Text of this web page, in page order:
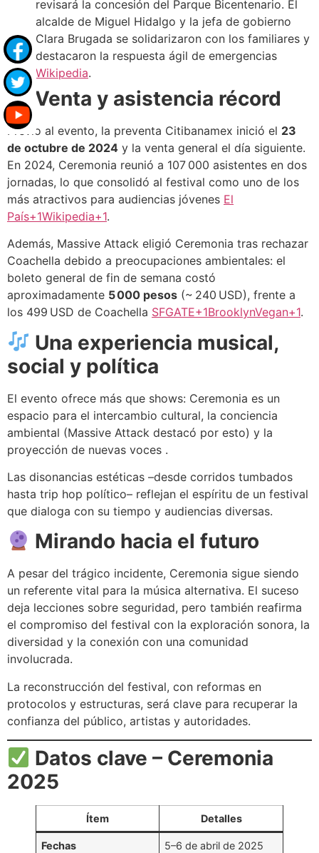
revisará la concesión del Parque Bicentenario. El
alcalde de Miguel Hidalgo y la jefa de gobierno
Clara Brugada se solidarizaron con los familiares y
destacaron la respuesta ágil de emergencias
Wikipedia.
Venta y asistencia récord
Previo al evento, la preventa Citibanamex inició el 23
de octubre de 2024 y la venta general el día siguiente.
En 2024, Ceremonia reunió a 107 000 asistentes en dos
jornadas, lo que consolidó al festival como uno de los
más atractivos para audiencias jóvenes El
País+1Wikipedia+1.
Además, Massive Attack eligió Ceremonia tras rechazar
Coachella debido a preocupaciones ambientales: el
boleto general de fin de semana costó
aproximadamente 5 000 pesos (~ 240 USD), frente a
los 499 USD de Coachella SFGATE+1BrooklynVegan+1.
Una experiencia musical,
social y política
El evento ofrece más que shows: Ceremonia es un
espacio para el intercambio cultural, la conciencia
ambiental (Massive Attack destacó por esto) y la
proyección de nuevas voces .
Las disonancias estéticas –desde corridos tumbados
hasta trip hop político– reflejan el espíritu de un festival
que dialoga con su tiempo y audiencias diversas.
Mirando hacia el futuro
A pesar del trágico incidente, Ceremonia sigue siendo
un referente vital para la música alternativa. El suceso
deja lecciones sobre seguridad, pero también reafirma
el compromiso del festival con la exploración sonora, la
diversidad y la conexión con una comunidad
involucrada.
La reconstrucción del festival, con reformas en
protocolos y estructuras, será clave para recuperar la
confianza del público, artistas y autoridades.
Datos clave – Ceremonia
2025
Ítem Detalles
Fechas
5–6 de abril de 2025